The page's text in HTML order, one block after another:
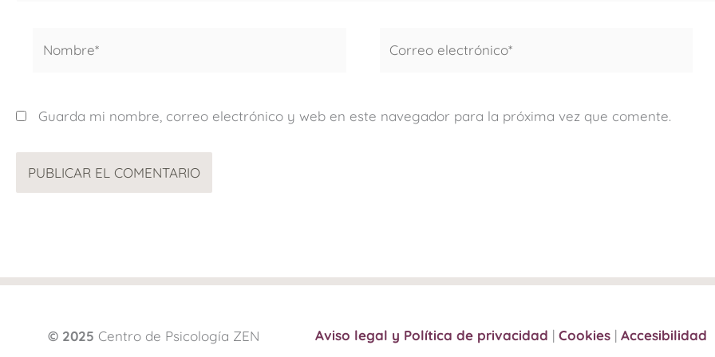
Guarda mi nombre, correo electrónico y web en este navegador para la próxima vez que comente.
© 2025 Centro de Psicología ZEN Aviso legal y Política de privacidad | Cookies| Accesibilidad